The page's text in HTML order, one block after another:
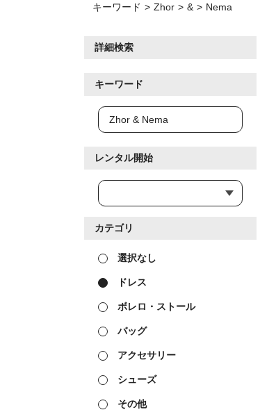
キーワード Zhor & Nema
詳細検索
キーワード
レンタル開始
カテゴリ
選択なし
ドレス
ボレロ・ストール
バッグ
アクセサリー
シューズ
その他